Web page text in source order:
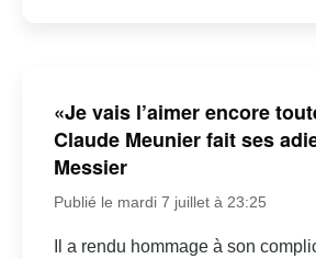
«Je vais l’aimer encore
Claude Meunier fait ses
Messier
Publié le mardi 7 juillet à 23:25
Il a rendu hommage à son